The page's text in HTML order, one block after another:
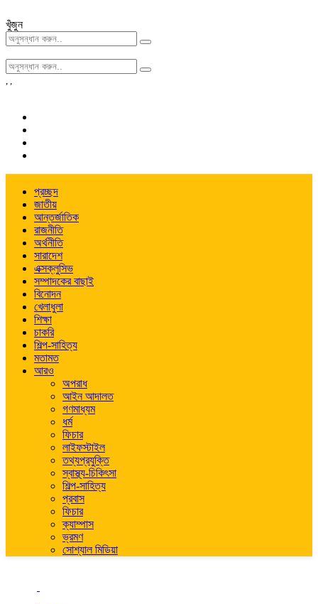
খুঁজুন
, ,
প্রচ্ছদ
জাতীয়
আন্তর্জাতিক
রাজনীতি
অর্থনীতি
সারাদেশ
এক্সক্লুসিভ
সম্পাদকের বাছাই
বিনোদন
খেলাধুলা
শিক্ষা
চাকরি
শিল্প-সাহিত্য
মতামত
আরও
অপরাধ
আইন আদালত
গণমাধ্যম
ধর্ম
ফিচার
লাইফস্টাইল
তথ্যপ্রযুক্তি
স্বাস্থ্য-চিকিৎসা
শিল্প-সাহিত্য
প্রবাস
ফিচার
ক্যাম্পাস
ভ্রমণ
সোশ্যাল মিডিয়া